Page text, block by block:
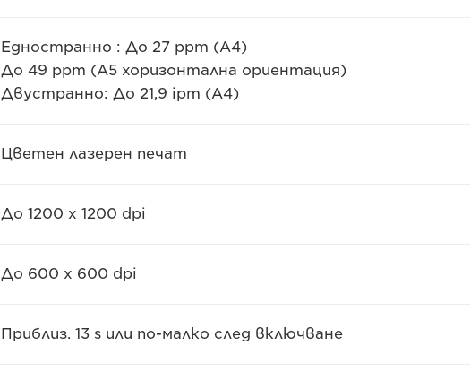
Едностранно : До 27 ppm (A4)
До 49 ppm (A5 хоризонтална ориентация)
Двустранно: До 21,9 ipm (A4)
Цветен лазерен печат
До 1200 x 1200 dpi
До 600 x 600 dpi
Приблиз. 13 s или по-малко след включване